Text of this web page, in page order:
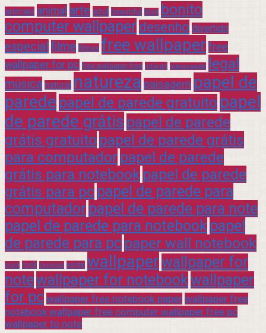
animais animal arte azul beautiful blue bonito
computer wallpaper desenho divertido
especial filme filmes free wallpaper free
wallpaper for pc free wallpaper free infantil interessante legal
música natural natureza paisagem papel de
parede papel de parede gratuito papel
de parede grátis papel de parede
grátis gratuito papel de parede grátis
para computador papel de parede
grátis para notebook papel de parede
grátis para pc papel de parede para
computador papel de parede para note
papel de parede para notebook papel
de parede para pc paper wall notebook
praia rock sucesso verde wallpaperwallpaper for
notewallpaper for notebookwallpaper
for pc wallpaper free notebook paper wallpaper free
notebook wallpaper free computer wallpaper free pc
wallpaper to note